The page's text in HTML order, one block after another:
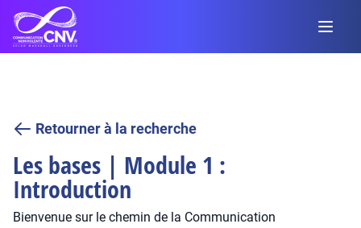
Retourner à la recherche
Les bases | Module 1 :
Introduction
Bienvenue sur le chemin de la Communication